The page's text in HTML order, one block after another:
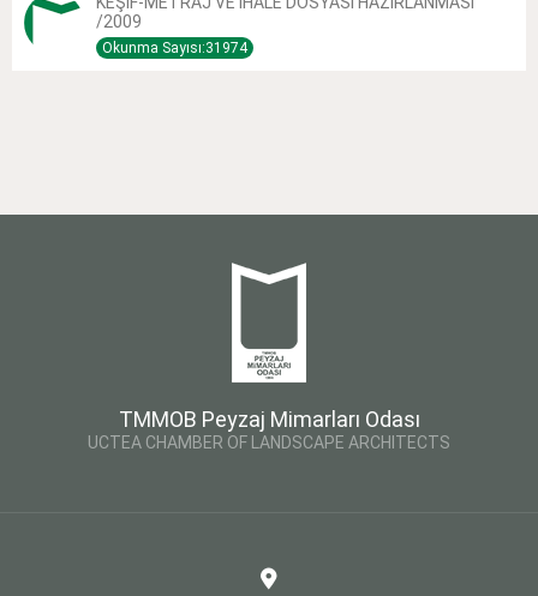
/2009
Okunma Sayısı:31974
TMMOB Peyzaj Mimarları Odası
UCTEA CHAMBER OF LANDSCAPE ARCHITECTS